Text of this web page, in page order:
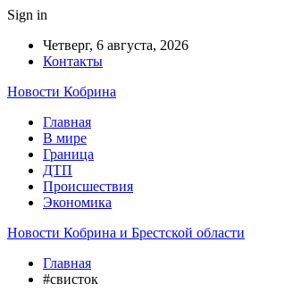
Sign in
Четверг, 6 августа, 2026
Контакты
Новости Кобрина
Главная
В мире
Граница
ДТП
Происшествия
Экономика
Новости Кобрина и Брестской области
Главная
#свисток